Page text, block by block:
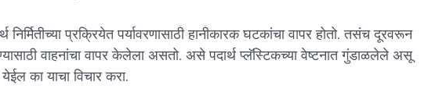
निर्मितीच्या प्रक्रियेत पर्यावरणासाठी हानीकारक घटकांचा वापर होतो. तसंच दूरवरून
वाहनांचा वापर केलेला असतो. असे पदार्थ प्लॅस्टिकच्या वेष्टनात गुंडाळलेले असू
का याचा विचार करा.